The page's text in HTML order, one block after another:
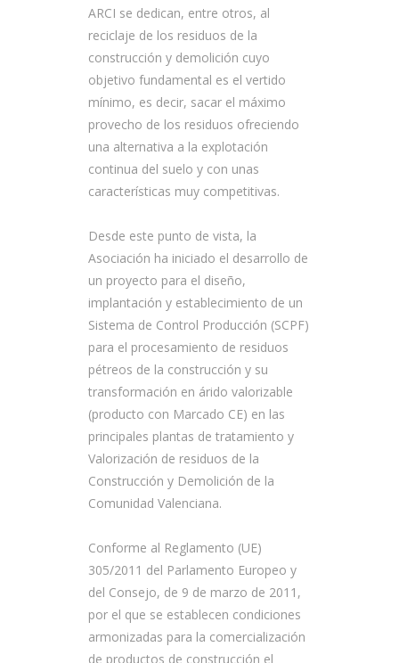
ARCI se dedican, entre otros, al
reciclaje de los residuos de la
construcción y demolición cuyo
objetivo fundamental es el vertido
mínimo, es decir, sacar el máximo
provecho de los residuos ofreciendo
una alternativa a la explotación
continua del suelo y con unas
características muy competitivas.
Desde este punto de vista, la
Asociación ha iniciado el desarrollo de
un proyecto para el diseño,
implantación y establecimiento de un
Sistema de Control Producción (SCPF)
para el procesamiento de residuos
pétreos de la construcción y su
transformación en árido valorizable
(producto con Marcado CE) en las
principales plantas de tratamiento y
Valorización de residuos de la
Construcción y Demolición de la
Comunidad Valenciana.
Conforme al Reglamento (UE)
305/2011 del Parlamento Europeo y
del Consejo, de 9 de marzo de 2011,
por el que se establecen condiciones
armonizadas para la comercialización
de productos de construcción el